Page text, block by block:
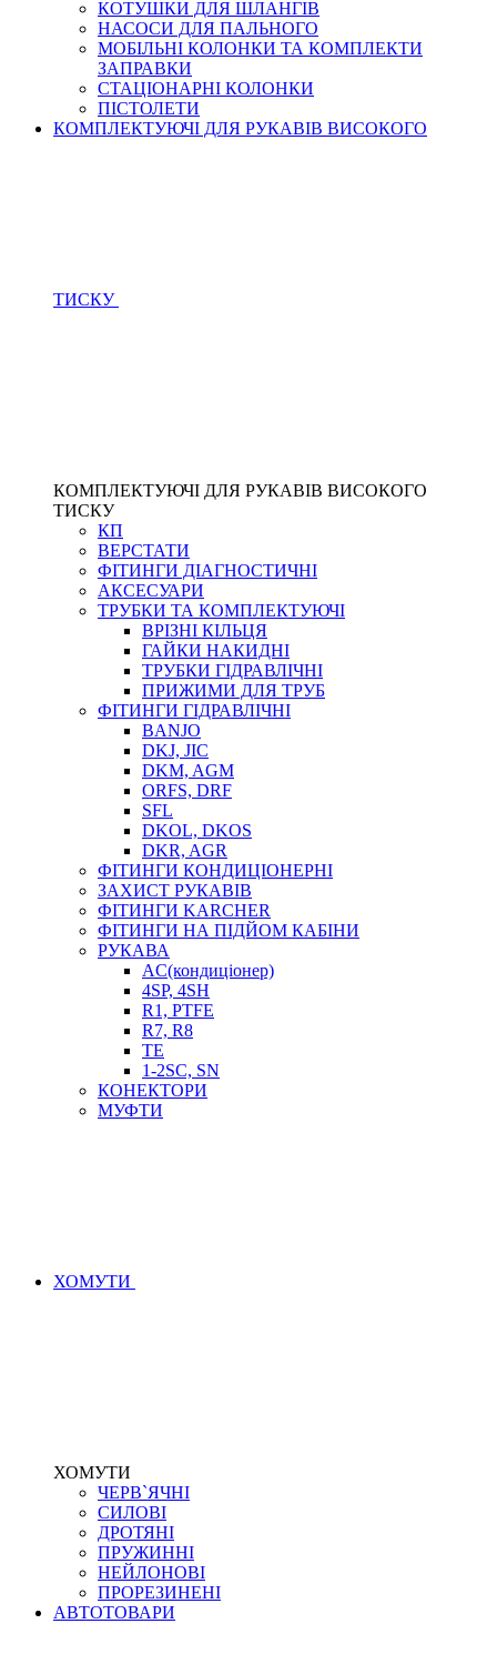
КОТУШКИ ДЛЯ ШЛАНГІВ
НАСОСИ ДЛЯ ПАЛЬНОГО
МОБІЛЬНІ КОЛОНКИ ТА КОМПЛЕКТИ
ЗАПРАВКИ
СТАЦІОНАРНІ КОЛОНКИ
ПІСТОЛЕТИ
КОМПЛЕКТУЮЧІ ДЛЯ РУКАВІВ ВИСОКОГО
ТИСКУ
КОМПЛЕКТУЮЧІ ДЛЯ РУКАВІВ ВИСОКОГО
ТИСКУ
КП
ВЕРСТАТИ
ФІТИНГИ ДІАГНОСТИЧНІ
АКСЕСУАРИ
ТРУБКИ ТА КОМПЛЕКТУЮЧІ
ВРІЗНІ КІЛЬЦЯ
ГАЙКИ НАКИДНІ
ТРУБКИ ГІДРАВЛІЧНІ
ПРИЖИМИ ДЛЯ ТРУБ
ФІТИНГИ ГІДРАВЛІЧНІ
BANJO
DKJ, JIC
DKM, AGM
ORFS, DRF
SFL
DKOL, DKOS
DKR, AGR
ФІТИНГИ КОНДИЦІОНЕРНІ
ЗАХИСТ РУКАВІВ
ФІТИНГИ KARCHER
ФІТИНГИ НА ПІДЙОМ КАБІНИ
РУКАВА
AC(кондиціонер)
4SP, 4SH
R1, PTFE
R7, R8
TE
1-2SC, SN
КОНЕКТОРИ
МУФТИ
ХОМУТИ
ХОМУТИ
ЧЕРВ`ЯЧНІ
СИЛОВІ
ДРОТЯНІ
ПРУЖИННІ
НЕЙЛОНОВІ
ПРОРЕЗИНЕНІ
АВТОТОВАРИ